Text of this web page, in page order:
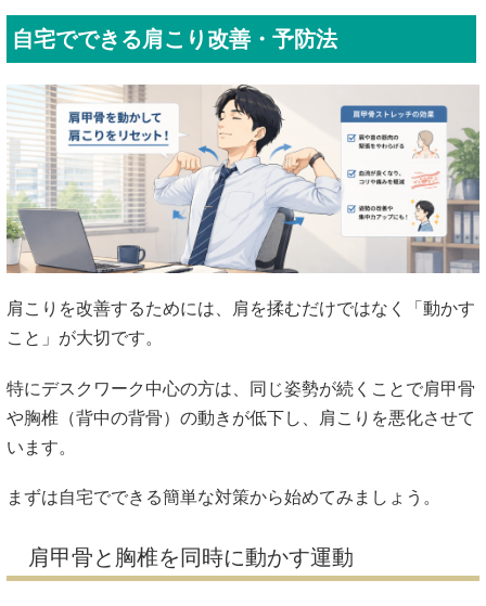
自宅でできる肩こり改善・予防法
肩こりを改善するためには、肩を揉むだけではなく「動かす
こと」が大切です。
特にデスクワーク中心の方は、同じ姿勢が続くことで肩甲骨
や胸椎（背中の背骨）の動きが低下し、肩こりを悪化させて
います。
まずは自宅でできる簡単な対策から始めてみましょう。
肩甲骨と胸椎を同時に動かす運動